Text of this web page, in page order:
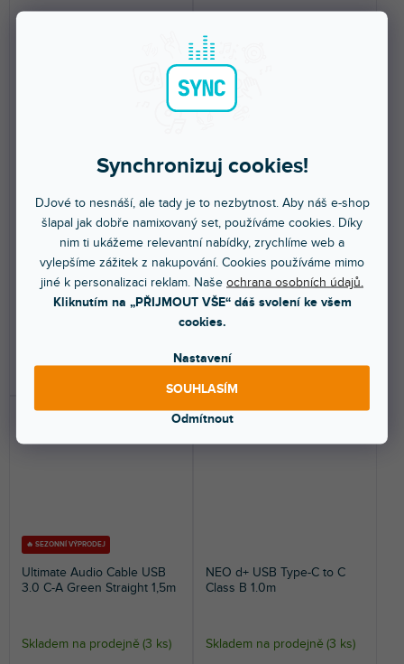
Synchronizuj cookies!
DJové to nesnáší, ale tady je to nezbytnost. Aby náš e-shop
šlapal jak dobře namixovaný set, používáme cookies. Díky
nim ti ukážeme relevantní nabídky, zrychlíme web a
vylepšíme zážitek z nakupování. Cookies používáme mimo
jiné k personalizaci reklam. Naše ochrana osobních údajů.
Kliknutím na „PŘIJMOUT VŠE“ dáš svolení ke všem
cookies.
Nastavení
Odmítnout
SOUHLASÍM
Ultimate Audio Cable USB
2.0 C-B Orange Straight
1,5m
Průměrné
hodnocení
produktu
Skladem na prodejně 5 ks)
DO KOŠÍKU
Kvalitní USB-C/B kabel v délce
1.5m. Oranžová Barva.
Ultimate Audio Cable USB
3.2 C-C Red Straight 1,5m
Skladem na prodejně (4 ks
429 Kč
DO KOŠÍKU
Vysokorychlostní USB 3.2 kabel,
typ USB-C, 20 Gbps, 1,5m,
červený.
🔥 SEZONNÍ VÝPRODEJ
Ultimate Audio Cable USB
3.0 C-A Green Straight 1,5m
Skladem na prodejně (3 ks)
NEO d+ USB Type-C to C
Class B 1.0m
Skladem na prodejně (3 ks)